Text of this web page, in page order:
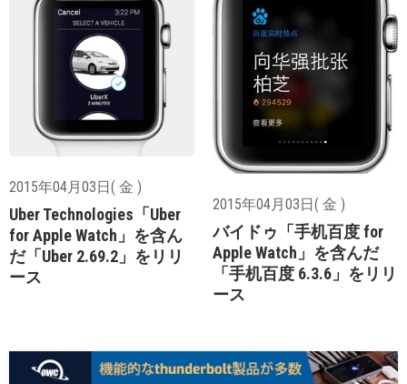
2015年04月03日( 金 )
Uber Technologies「Uber
for Apple Watch」を含ん
だ「Uber 2.69.2」をリリ
ース
2015年04月03日( 金 )
バイドゥ「手机百度 for
Apple Watch」を含んだ
「手机百度 6.3.6」をリリ
ース